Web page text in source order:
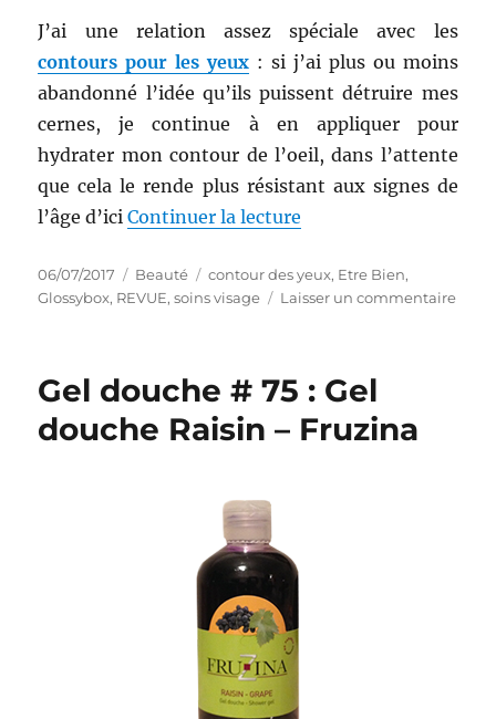
J’ai une relation assez spéciale avec les
contours pour les yeux : si j’ai plus ou moins
abandonné l’idée qu’ils puissent détruire mes
cernes, je continue à en appliquer pour
hydrater mon contour de l’oeil, dans l’attente
que cela le rende plus résistant aux signes de
l’âge d’iciContinuer la lecture
Publié
le
06/07/2017 Catégories
Beauté Étiquettes
contour des yeux, Etre Bien,
Glossybox, REVUE,soins visage Laisser un commentairesur
Gel douche # 75 : Gel
douche Raisin – Fruzina